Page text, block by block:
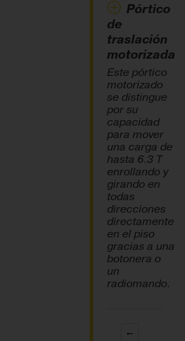
Pórtico
de
traslación
motorizada
Este pórtico
motorizado
se distingue
por su
capacidad
para mover
una carga de
hasta 6.3 T
enrollando y
girando en
todas
direcciones
directamente
en el piso
gracias a una
botonera o
un
radiomando.
←